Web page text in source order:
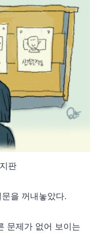
판
을 꺼내놓았다.
문제가 없어 보이는